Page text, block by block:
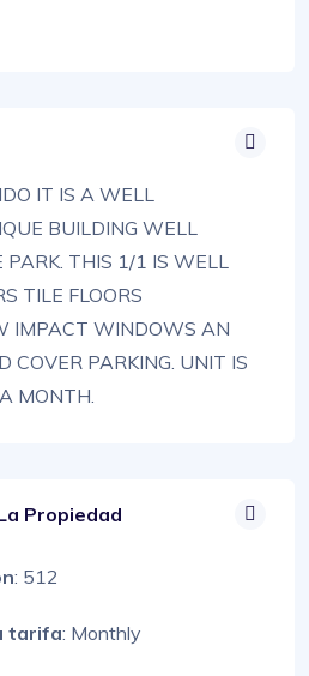
IT IS A WELL
BUILDING WELL
PARK. THIS 1/1 IS WELL
TILE FLOORS
IMPACT WINDOWS AN
COVER PARKING. UNIT IS
MONTH.
Propiedad
: 512
tarifa: Monthly